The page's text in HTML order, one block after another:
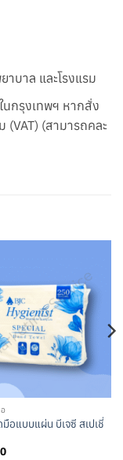
าบาล และโรงแรม
กรุงเทพฯ หากสั่ง
(สามารถคละ
มือแบบแผ่น บีเจซี สเปเชี่